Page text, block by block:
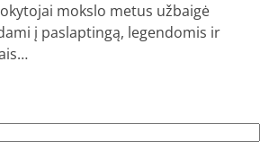
mokslo metus užbaigė
į paslaptingą, legendomis ir